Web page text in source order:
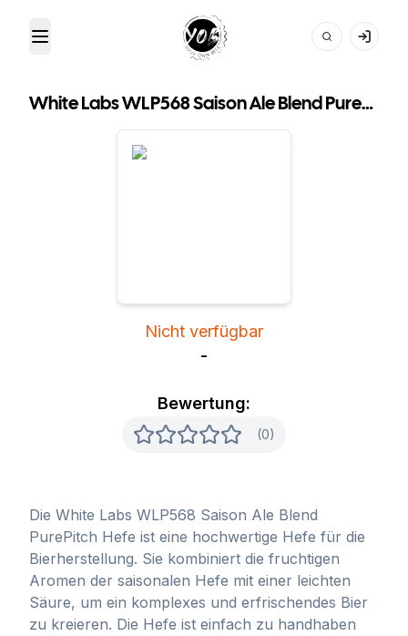
Toggle Menu Your Own Beer
White Labs WLP568 Saison Ale Blend PurePitch
Bewertung:
(0)
Nicht verfügbar
-
Die White Labs WLP568 Saison Ale Blend
PurePitch Hefe ist eine hochwertige Hefe für die
Bierherstellung. Sie kombiniert die fruchtigen
Aromen der saisonalen Hefe mit einer leichten
Säure, um ein komplexes und erfrischendes Bier
zu kreieren. Die Hefe ist einfach zu handhaben